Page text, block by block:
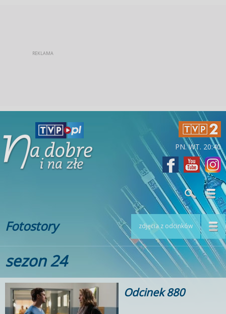
PN. WT. 20:40
Fotostory zdjęcia z odcinków
sezon 24
Odcinek 880